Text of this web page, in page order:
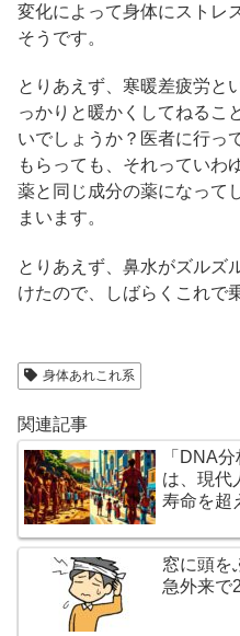
変化によって身体にストレ
そうです。
とりあえず、寒暖差疲労と
っかりと暖かくしてねるこ
いでしょうか？医者に行っ
もらっても、それっていわ
薬と同じ成分の薬になって
まいます。
とりあえず、鼻水がズルズ
けたので、しばらくこれで
身体あれこれ系
関連記事
「DNA
は、現代
寿命を超
窓に頭を
急外来で